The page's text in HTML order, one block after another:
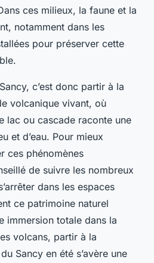
ces milieux, la faune et la
notamment dans les
pour préserver cette
c’est donc partir à la
volcanique vivant, où
lac ou cascade raconte une
et d’eau. Pour mieux
ces phénomènes
de suivre les nombreux
dans les espaces
ce patrimoine naturel
immersion totale dans la
volcans, partir à la
Sancy en été s’avère une